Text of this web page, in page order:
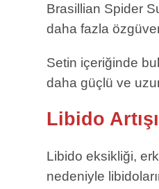
Brasillian Spider
daha fazla
Setin içeriğinde
daha güçlü ve
Libido Artışı
Libido eksikliği,
nedeniyle